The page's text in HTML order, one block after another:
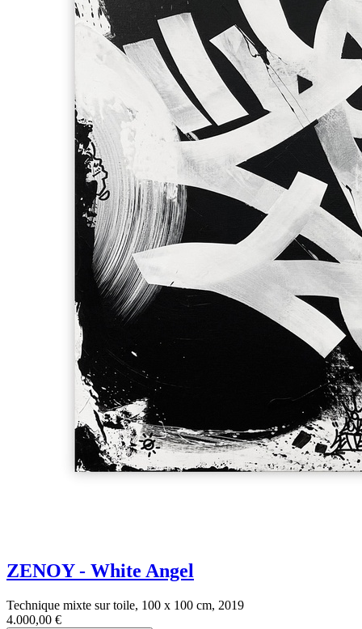
ZENOY - White Angel
Technique mixte sur toile, 100 x 100 cm, 2019
4.000,00 €